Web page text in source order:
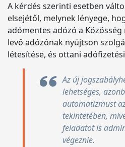
A kérdés szerinti esetben
elsejétől, melynek lényege,
adómentes adózó a
levő adózónak nyújtson
létesítése, és ottani
Az új
lehetséges,
automatizmust
tekintetében,
feladatot is
végeznie.